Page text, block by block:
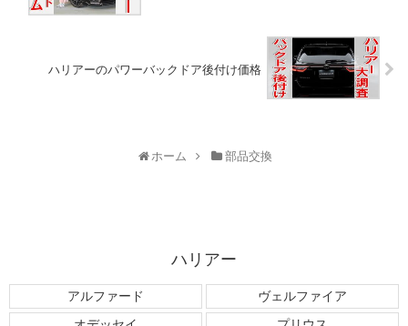
ハリアーのパワーバックドア後付け価格
ホーム 部品交換
ハリアー
アルファード
ヴェルファイア